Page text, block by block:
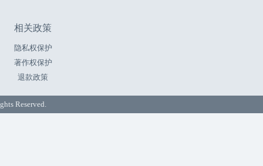
相关政策
隐私权保护
著作权保护
退款政策
Reserved.